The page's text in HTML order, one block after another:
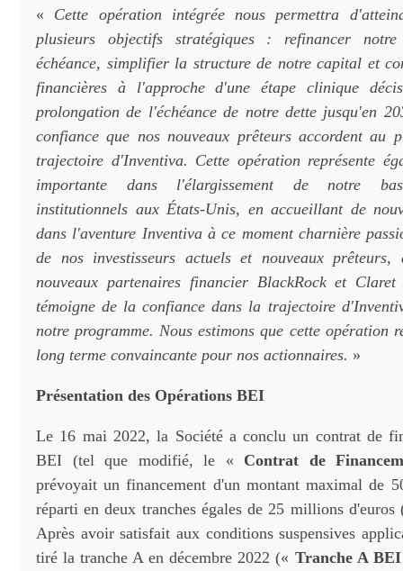
« Cette opération intégrée nous permettra
plusieurs objectifs stratégiques : refinancer
échéance, simplifier la structure de notre capital et
financières à l'approche d'une étape clinique
prolongation de l'échéance de notre dette jusqu'en
confiance que nos nouveaux prêteurs accordent au
trajectoire d'Inventiva. Cette opération représente
importante dans l'élargissement de notre
institutionnels aux États-Unis, en accueillant de
dans l'aventure Inventiva à ce moment charnière
de nos investisseurs actuels et nouveaux
nouveaux partenaires financier BlackRock et
témoigne de la confiance dans la trajectoire
notre programme. Nous estimons que cette opération
long terme convaincante pour nos actionnaires. »
Présentation des Opérations BEI
Le 16 mai 2022, la Société a conclu un contrat de
BEI (tel que modifié, le « Contrat de
prévoyait un financement d'un montant maximal de
réparti en deux tranches égales de 25 millions
Après avoir satisfait aux conditions suspensives
tiré la tranche A en décembre 2022 (« Tranche A BEI